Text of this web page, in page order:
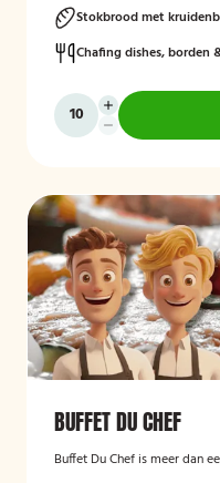
Stokbrood met
Chafing dishes, borden
BUFFET DU CHEF
Buffet Du Chef is meer dan